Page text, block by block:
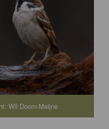
Wil Doorn-Meijne